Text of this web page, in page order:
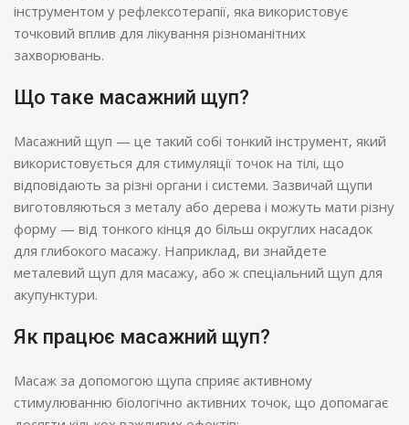
інструментом у рефлексотерапії, яка використовує
точковий вплив для лікування різноманітних
захворювань.
Що таке масажний щуп?
Масажний щуп — це такий собі тонкий інструмент, який
використовується для стимуляції точок на тілі, що
відповідають за різні органи і системи. Зазвичай щупи
виготовляються з металу або дерева і можуть мати різну
форму — від тонкого кінця до більш округлих насадок
для глибокого масажу. Наприклад, ви знайдете
металевий щуп для масажу, або ж спеціальний щуп для
акупунктури.
Як працює масажний щуп?
Масаж за допомогою щупа сприяє активному
стимулюванню біологічно активних точок, що допомагає